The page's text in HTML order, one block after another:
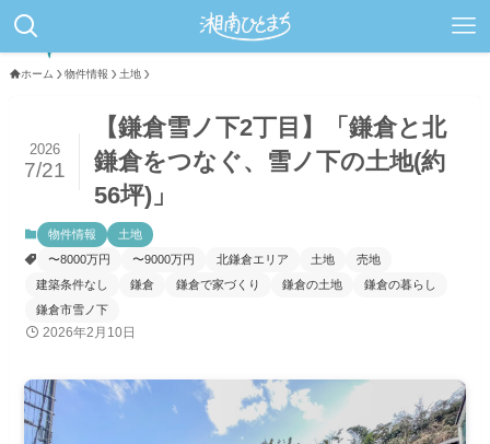
ホーム 物件情報 土地
【鎌倉雪ノ下2丁目】「鎌倉と北
鎌倉をつなぐ、雪ノ下の土地(約
56坪)」
2026
7/21
物件情報
土地
〜8000万円
〜9000万円 北鎌倉エリア 土地
売地
建築条件なし
鎌倉 鎌倉で家づくり 鎌倉の土地
鎌倉の暮らし
鎌倉市雪ノ下
2026年2月10日